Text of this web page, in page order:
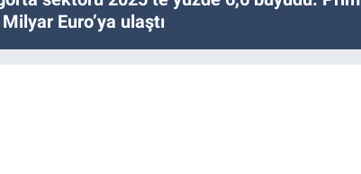
Euro’ya ulaştı